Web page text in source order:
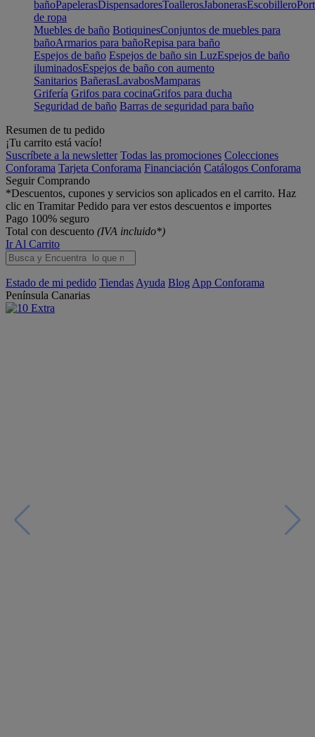
bañoPapelerasDispensadoresToallerosJabonerasEscobillero
de ropa
Muebles de baño BotiquinesConjuntos de muebles para
bañoArmarios para bañoRepisa para baño
Espejos de baño Espejos de baño sin LuzEspejos de baño
iluminadosEspejos de baño con aumento
Sanitarios BañerasLavabosMamparas
Grifería Grifos para cocinaGrifos para ducha
Seguridad de baño Barras de seguridad para baño
Resumen de tu pedido
¡Tu carrito está vacío!
Suscríbete a la newsletter Todas las promociones Colecciones
Conforama Tarjeta Conforama Financiación Catálogos Conforama
Seguir Comprando
*Descuentos, cupones y servicios son aplicados en el carrito. Haz
clic en Tramitar Pedido para ver estos descuentos e importes
Pago 100% seguro
Total con descuento (IVA incluido*)
Ir Al Carrito
Estado de mi pedido Tiendas Ayuda Blog App Conforama
Península Canarias